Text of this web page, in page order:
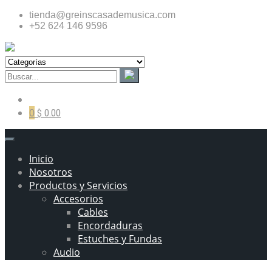
tienda@greinscasademusica.com
+52 624 146 9596
0 $ 0.00
Inicio
Nosotros
Productos y Servicios
Accesorios
Cables
Encordaduras
Estuches y Fundas
Audio